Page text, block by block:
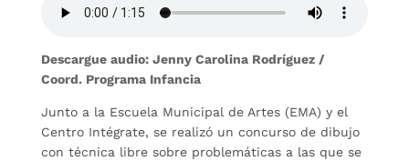
Descargue audio: Jenny Carolina Rodríguez /
Coord. Programa Infancia
Junto a la Escuela Municipal de Artes (EMA) y el
Centro Intégrate, se realizó un concurso de dibujo
con técnica libre sobre problemáticas a las que se